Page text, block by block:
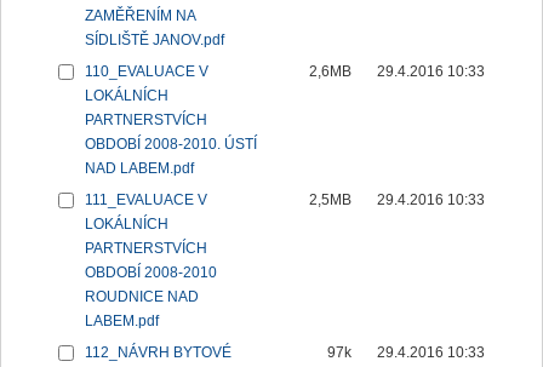
ZAMĚŘENÍM NA
SÍDLIŠTĚ JANOV.pdf
110_EVALUACE V
LOKÁLNÍCH
PARTNERSTVÍCH
OBDOBÍ 2008-2010. ÚSTÍ
NAD LABEM.pdf
2,6MB 29.4.2016 10:33
111_EVALUACE V
LOKÁLNÍCH
PARTNERSTVÍCH
OBDOBÍ 2008-2010
ROUDNICE NAD
LABEM.pdf
2,5MB 29.4.2016 10:33
112_NÁVRH BYTOVÉ
97k 29.4.2016 10:33